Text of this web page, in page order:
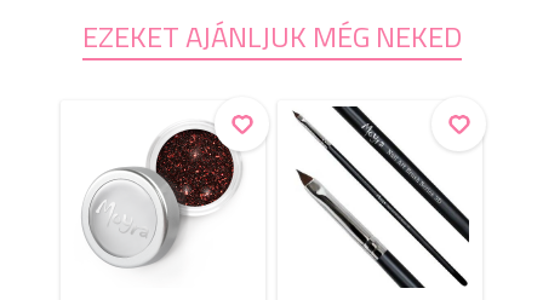
EZEKET AJÁNLJUK MÉG NEKED